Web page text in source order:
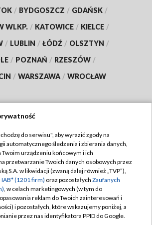
/ BYDGOSZCZ / GDAŃSK /
WLKP. / KATOWICE / KIELCE /
/ LUBLIN / ŁÓDŹ / OLSZTYN /
/ POZNAŃ / RZESZÓW /
/ WARSZAWA / WROCŁAW
TVP
TVP
Cyfrowa
Regulamin TVP
Polityka prywatności
Moje zgody
Pomoc
do serwisu", aby wyrazić zgody na
automatycznego śledzenia i zbierania danych,
Twoim urządzeniu końcowym i ich
przetwarzanie Twoich danych osobowych przez
S.A. w likwidacji (zwaną dalej również „TVP”),
(1201 firm) oraz pozostałych Zaufanych
, w celach marketingowych (w tym do
reklam do Twoich zainteresowań i
i pozostałych, które wskazujemy poniżej, a
przez nas identyfikatora PPID do Google.